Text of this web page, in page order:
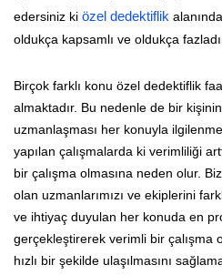
edersiniz ki özel dedektiflik
oldukça kapsamlı ve oldukça
Birçok farklı konu özel dedektiflik
almaktadır. Bu nedenle de bir
uzmanlaşması her konuyla
yapılan çalışmalarda ki verimliliği
bir çalışma olmasına neden olur.
olan uzmanlarımızı ve ekiplerini
ve ihtiyaç duyulan her konuda en
gerçekleştirerek verimli bir çalışma
hızlı bir şekilde ulaşılmasını